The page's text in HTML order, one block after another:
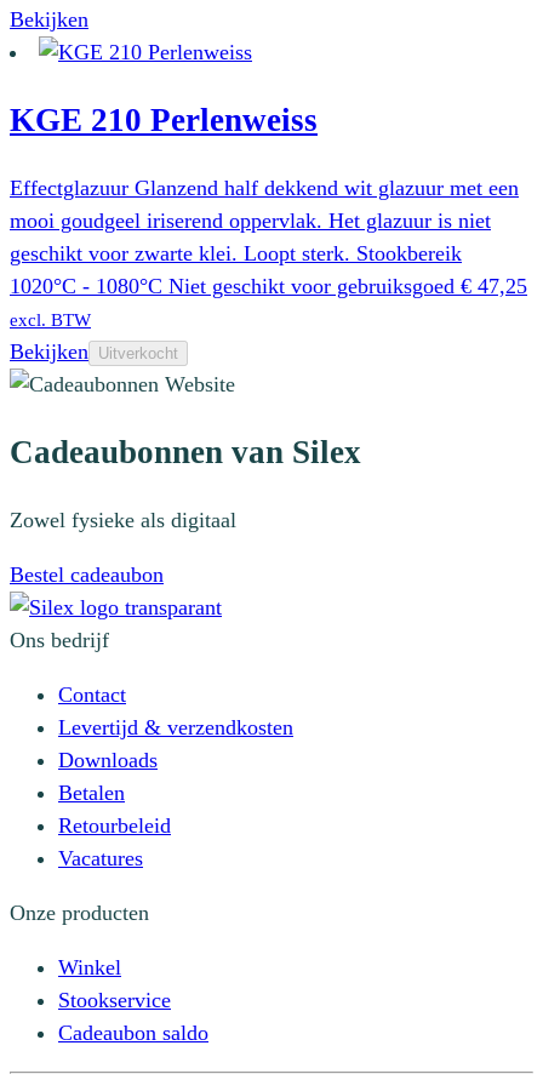
Bekijken
KGE 210 Perlenweiss
Effectglazuur Glanzend half dekkend wit glazuur met een
mooi goudgeel iriserend oppervlak. Het glazuur is niet
geschikt voor zwarte klei. Loopt sterk. Stookbereik
1020°C - 1080°C Niet geschikt voor gebruiksgoed € 47,25
excl. BTW
Bekijken Uitverkocht
Cadeaubonnen van Silex
Zowel fysieke als digitaal
Bestel cadeaubon
Ons bedrijf
Contact
Levertijd & verzendkosten
Downloads
Betalen
Retourbeleid
Vacatures
Onze producten
Winkel
Stookservice
Cadeaubon saldo